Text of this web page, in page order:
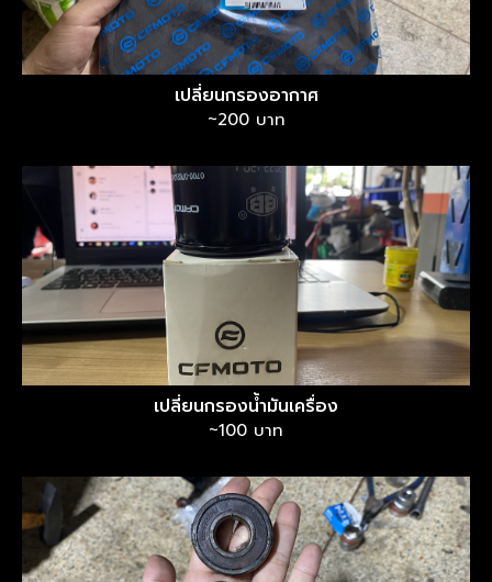
เปลี่ยนกรองอากาศ
~200 บาท
เปลี่ยนกรองน้ำมันเครื่อง
~100 บาท